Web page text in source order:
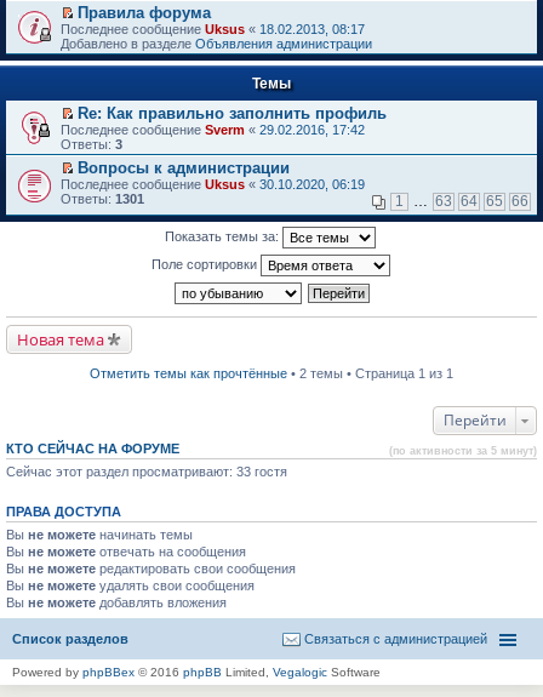
е
й
т
и
к
р
в
о
м
у
н
е
п
р
н
н
о
м
щ
е
н
П
е
р
е
т
и
к
п
е
р
в
о
м
ч
и
т
с
о
о
щ
е
н
и
ю
Правила форума
Последнее сообщение Uksus « 18.02.2013, 08:17
Добавлено в разделе Объявления администрации
Темы
П
е
р
е
й
т
и
м
у
н
е
т
а
н
о
м
у
с
о
б
щ
е
н
ю
Re: Как правильно заполнить профиль
Последнее сообщение Sverm « 29.02.2016, 17:42
Ответы: 3
П
е
е
р
в
о
р
о
ч
а
н
н
о
м
у
с
о
б
щ
е
н
Вопросы к администрации
Последнее сообщение Uksus « 30.10.2020, 06:19
Ответы: 1301 1 … 63 64 65 66
Показать темы за:
Поле сортировки
Новая тема
Отметить темы как прочтённые • 2 темы • Страница 1 из 1
Перейти
КТО СЕЙЧАС НА ФОРУМЕ (по активности за 5 минут)
Сейчас этот раздел просматривают: 33 гостя
ПРАВА ДОСТУПА
Вы не можете начинать темы
Вы не можете отвечать на сообщения
Вы не можете редактировать свои сообщения
Вы не можете удалять свои сообщения
Вы не можете добавлять вложения
Список разделов Связаться с администрацией
Powered by phpBBex © 2016 phpBB Limited, Vegalogic Software